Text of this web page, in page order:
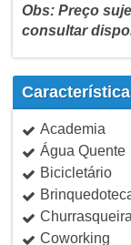
Obs: Preço
consultar
Academia
Água Quente
Bicicletário
Churrasqueira
Coworking